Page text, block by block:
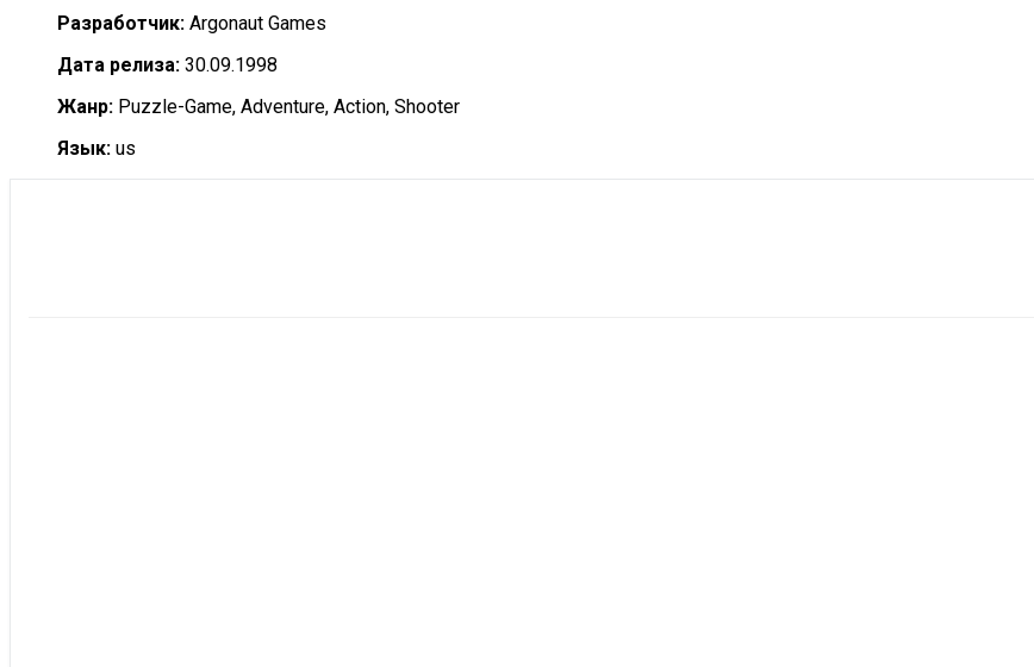
Разработчик: Argonaut Games
Дата релиза: 30.09.1998
Жанр: Puzzle-Game, Adventure, Action, Shooter
Язык: us